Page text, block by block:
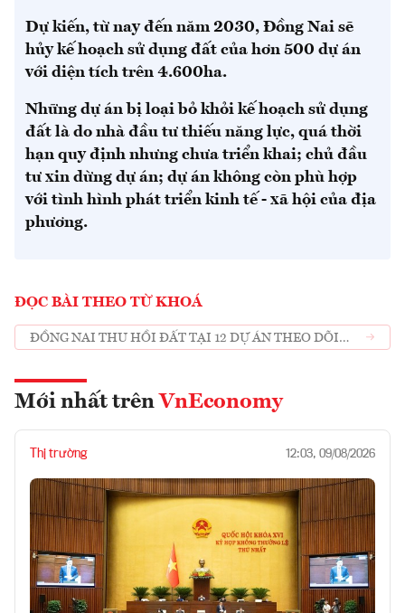
Dự kiến, từ nay đến năm 2030, Đồng Nai sẽ
hủy kế hoạch sử dụng đất của hơn 500 dự án
với diện tích trên 4.600ha.
Những dự án bị loại bỏ khỏi kế hoạch sử dụng
đất là do nhà đầu tư thiếu năng lực, quá thời
hạn quy định nhưng chưa triển khai; chủ đầu
tư xin dừng dự án; dự án không còn phù hợp
với tình hình phát triển kinh tế - xã hội của địa
phương.
ĐỌC BÀI THEO TỪ KHOÁ
ĐỒNG NAI THU HỒI ĐẤT TẠI 12 DỰ ÁN THEO DÕI
Mới nhất trên VnEconomy
Thị trường 12:03, 09/08/2026